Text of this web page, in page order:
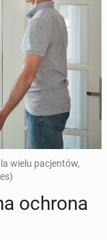
wielu pacjentów,
ochrona